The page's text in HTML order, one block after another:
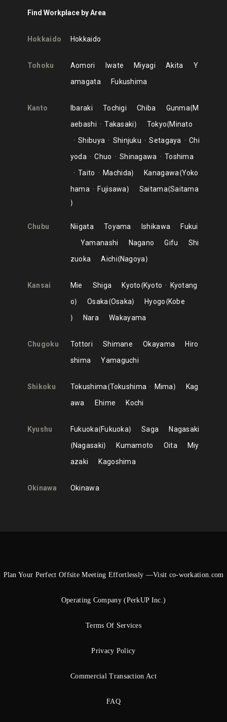
Find Workplace by Area
Hokkaido Hokkaido
Tohoku Aomori Iwate Miyagi Akita
Y
amagata
Fukushima
Kanto Ibaraki Tochigi Chiba Gunma M
aebashi
Takasaki Tokyo Minato
Shibuya
Shinjuku Setagaya
Chi
yoda
Chuo Shinagawa
Toshima
Taito
Machida Kanagawa Yoko
hama
Fujisawa Saitama Saitama
Chubu Niigata Toyama Ishikawa
Fukui
Yamanashi
Nagano Gifu
Shi
zuoka
Aichi Nagoya
Kansai Mie Shiga Kyoto Kyoto
Kyotang
o
Osaka Osaka Hyogo Kobe
Nara
Wakayama
Chugoku Tottori Shimane Okayama
Hiro
shima
Yamaguchi
Shikoku Tokushima Tokushima Mima
Kag
awa
Ehime Kochi
Kyushu Fukuoka Fukuoka Saga
Nagasaki
Nagasaki
Kumamoto Oita
Miy
azaki
Kagoshima
Okinawa Okinawa
Plan Your Perfect Offsite Meeting Effortlessly —Visit co-workation.com
Operating Company (PerkUP Inc.)
Terms Of Services
Privacy Policy
Commercial Transaction Act
FAQ